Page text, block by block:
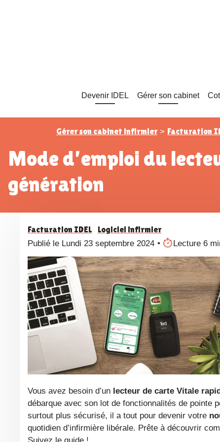
Devenir IDEL Gérer son cabinet
Gérer son cabinet infirmier > Facturation
Mode d’emploi du lecteur Ted : le lecteur de carte Vitale nouvelle
génération
Facturation IDEL Logiciel infirmier
Publié le Lundi 23 septembre 2024 Lecture 6
Vous avez besoin d’un lecteur de carte Vitale
débarque avec son lot de fonctionnalités de pointe
surtout plus sécurisé, il a tout pour devenir votre n
quotidien d’infirmière libérale. Prête à découvrir
Suivez le guide !